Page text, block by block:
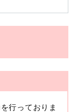
行っておりま